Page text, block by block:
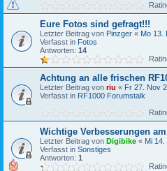
Eure Fotos sind gefragt!!!
Letzter Beitrag von Pinzger « Mo 13.
Verfasst in Fotos
Antworten: 14
Achtung an alle frischen
Letzter Beitrag von riu « Fr 27. Nov
Verfasst in RF1000 Forumstalk
Wichtige Verbesserungen am
Letzter Beitrag von Digibike « Mi
Verfasst in Sonstiges
Antworten: 1